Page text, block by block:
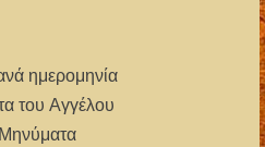
ημερομηνία
του Αγγέλου